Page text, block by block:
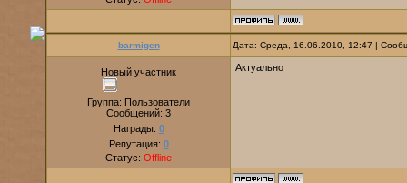
barmigen Дата: Среда, 16.06.2010, 12:47 |
Новый участник
Группа: Пользователи
Сообщений: 3
Награды: 0
Репутация: 0
Статус: Offline
Актуально